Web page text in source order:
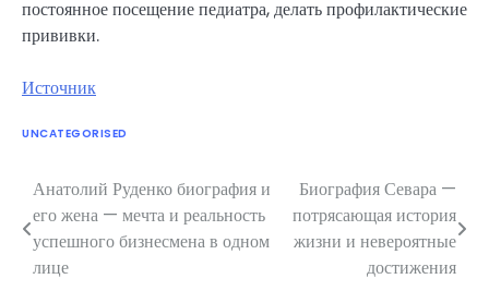
постоянное посещение педиатра, делать профилактические
прививки.
Источник
UNCATEGORISED
Навигация
по
записям
Анатолий Руденко биография и
его жена — мечта и реальность
успешного бизнесмена в одном
лице
Биография Севара —
потрясающая история
жизни и невероятные
достижения